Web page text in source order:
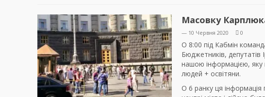
Масовку
— 10 Червня 2020 0
О 8:00 під Кабмін
Бюджетників, депутатів
нашою інформацією,
людей + освітяни.
О 6 ранку ця інформація